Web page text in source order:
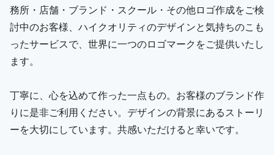
務所・店舗・ブランド・スクール・その他ロゴ作成をご検
討中のお客様、ハイクオリティのデザインと気持ちのこも
ったサービスで、世界に一つのロゴマークをご提供いたし
ます。
丁寧に、心を込めて作った一点もの。お客様のブランド作
りに是非ご利用ください。デザインの背景にあるストーリ
ーを大切にしています。共感いただけると幸いです。